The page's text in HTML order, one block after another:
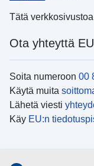
Tätä
Ota yhteyttä
Soita numeroon 00
Käytä muita
Lähetä viesti
Käy EU:n